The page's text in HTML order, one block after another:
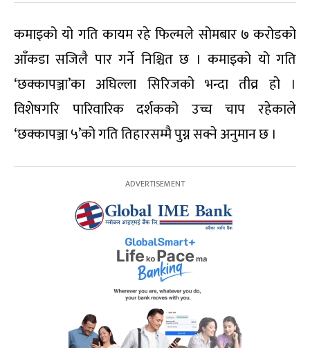
कमाइको यो गति कायम रहे फिल्मले सोमबार ७ करोडको
आँकडा सजिलै पार गर्ने निश्चित छ । कमाइको यो गति
‘छक्कापञ्जा’का अघिल्ला सिरिजको भन्दा तीव्र हो ।
विशेषगरि पारिवारिक दर्शकको उच्च चाप रहेकाले
‘छक्कापञ्जा ५’को गति तिहारसम्मै पुग्न सक्ने अनुमान छ ।